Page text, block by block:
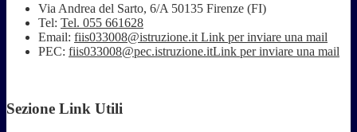
Via Andrea del Sarto, 6/A 50135 Firenze (FI)
Tel: Tel. 055 661628
Email: fiis033008@istruzione.it Link per inviare una mail
PEC: fiis033008@pec.istruzione.itLink per inviare una mail
Sezione Link Utili